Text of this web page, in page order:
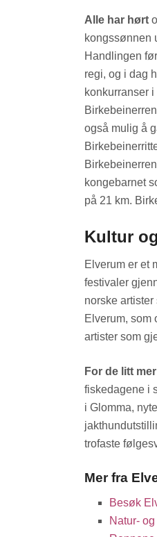
Alle har hørt
kongssønnen
Handlingen
regi, og i dag
konkurranser
også mulig å
kongebarnet
på 21 km.
Kultur
Elverum er et
festivaler
norske
Elverum, som
artister som
For de litt
fiskedagene i
i Glomma,
trofaste
Mer fra
Besøk
Natur-